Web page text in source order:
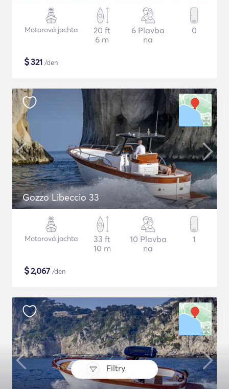
Filtry
Motorová jachta
20 ft
6 m
6 Plavba
na
0
$321 /den
Gozzo Libeccio 33
Motorová jachta
33 ft
10 m
10 Plavba
na
1
$2,067 /den